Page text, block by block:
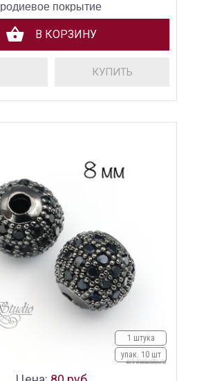
родиевое покрытие
В КОРЗИНУ
КУПИТЬ
1 штука
упак. 10 шт